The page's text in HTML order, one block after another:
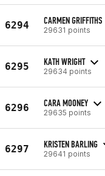
6294 CARMEN GRIFFITHS
29631 points
6295 KATH WRIGHT
29634 points
6296 CARA MOONEY
29635 points
6297 KRISTEN BARLING
29641 points